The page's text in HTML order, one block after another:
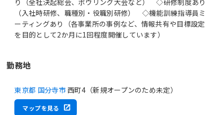
（入社時研修、職種別・役職別研修） ◇機能訓練指導員ミ
ーティングあり（各事業所の事例など、情報共有や目標設定
を目的として2か月に1回程度開催しています）
勤務地
東京都 国分寺市 西町4（新規オープンのため未定）
マップを見る